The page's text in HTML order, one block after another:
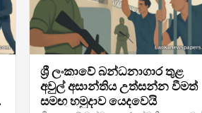
ශ්‍රී ලංකාවේ බන්ධනාගාර තුළ
අවුල් අසාන්තිය උත්සන්න වීමත්
සමඟ හමුදාව යෙදවෙයි